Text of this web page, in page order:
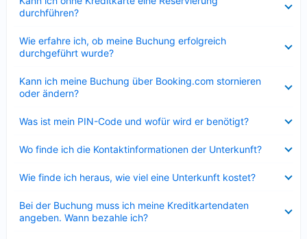
durchführen?
Wie erfahre ich, ob meine Buchung erfolgreich
durchgeführt wurde?
Kann ich meine Buchung über Booking.com stornieren
oder ändern?
Was ist mein PIN-Code und wofür wird er benötigt?
Wo finde ich die Kontaktinformationen der Unterkunft?
Wie finde ich heraus, wie viel eine Unterkunft kostet?
Bei der Buchung muss ich meine Kreditkartendaten
angeben. Wann bezahle ich?